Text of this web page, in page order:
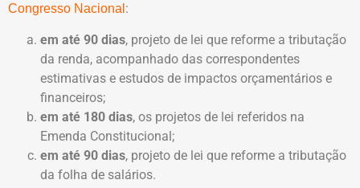
Congresso Nacional :
em até 90 dias, projeto de lei que reforme a tributação
da renda, acompanhado das correspondentes
estimativas e estudos de impactos orçamentários e
financeiros;
em até 180 dias, os projetos de lei referidos na
Emenda Constitucional;
em até 90 dias, projeto de lei que reforme a tributação
da folha de salários.